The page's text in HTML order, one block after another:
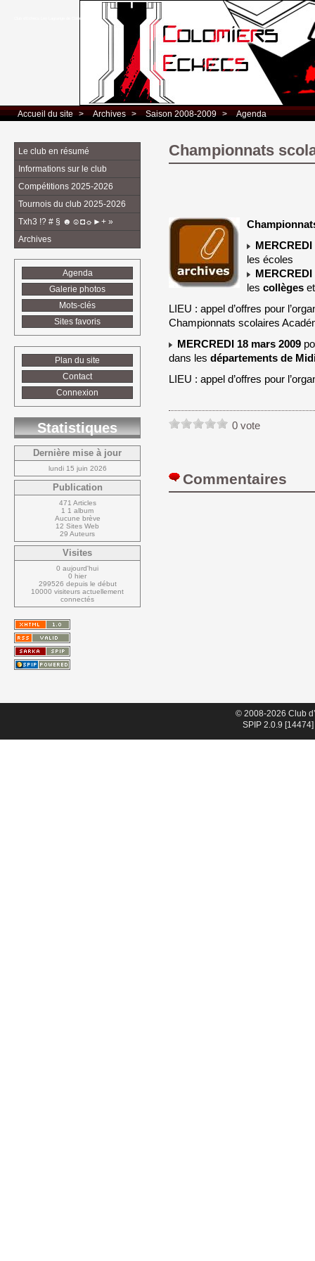
Club d’Echecs Léo Lagrange de Colomiers
Accueil du site > Archives > Saison 2008-2009 > Agenda
Championnats
les écoles
les collèges
LIEU : appel d’offres pour
Championnats scolaires
MERCREDI 18 mars 2009
dans les départements de
LIEU : appel d’offres pour
0 vote
Commentaires
Le club en résumé
Informations sur le club
Compétitions 2025-2026
Tournois du club 2025-2026
Txh3 !? # § ☻☺◘☼►+ »
Archives
Agenda
Galerie photos
Mots-clés
Sites favoris
Plan du site
Contact
Connexion
Statistiques
Dernière mise à jour
lundi 15 juin 2026
Publication
471 Articles
1 1 album
Aucune brève
12 Sites Web
29 Auteurs
Visites
0 aujourd'hui
0 hier
299526 depuis le début
10000 visiteurs actuellement
connectés
© 2008-2026 Club
SPIP 2.0.9 [14474]